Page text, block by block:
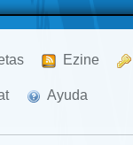
Ezine
Ayuda